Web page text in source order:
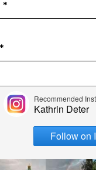
EMAIL, AND WEBSITE
TIME I COMMENT.